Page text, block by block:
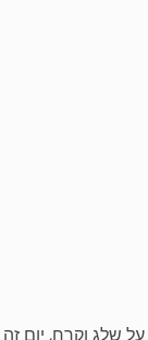
על שלג וקרח, יום זה